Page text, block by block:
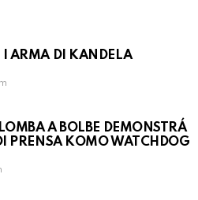
I ARMA DI KANDELA
A BOLBE DEMONSTRÁ
PRENSA KOMO WATCHDOG